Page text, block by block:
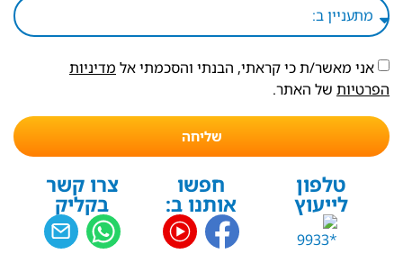
אני מאשר/ת כי קראתי, הבנתי והסכמתי אל מדיניות
הפרטיות של האתר.
שליחה
טלפון
לייעוץ
חפשו
אותנו ב:
צרו קשר
בקליק